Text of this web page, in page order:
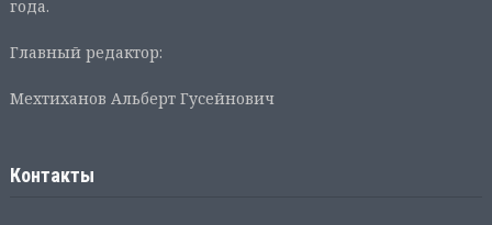
года.
Главный редактор:
Мехтиханов Альберт Гусейнович
Контакты